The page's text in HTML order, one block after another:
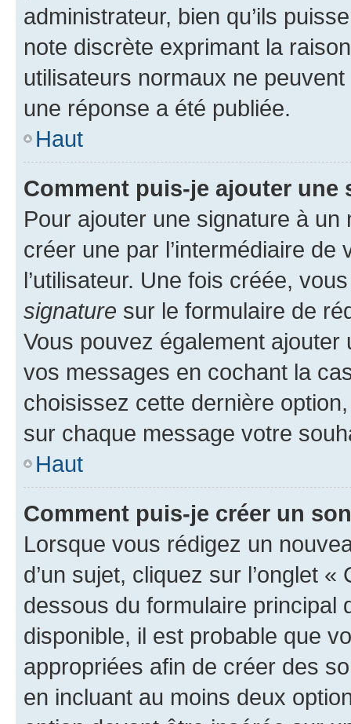
administrateur, bien qu’ils
note discrète exprimant la
utilisateurs normaux ne
une réponse a été publiée.
Haut
Comment puis-je ajouter une
Pour ajouter une signature à un
créer une par l’intermédiaire
l’utilisateur. Une fois créée,
signature sur le formulaire de
Vous pouvez également
vos messages en cochant la
choisissez cette dernière
sur chaque message votre
Haut
Comment puis-je créer un
Lorsque vous rédigez un
d’un sujet, cliquez sur l’onglet
dessous du formulaire principal
disponible, il est probable que
appropriées afin de créer des
en incluant au moins deux